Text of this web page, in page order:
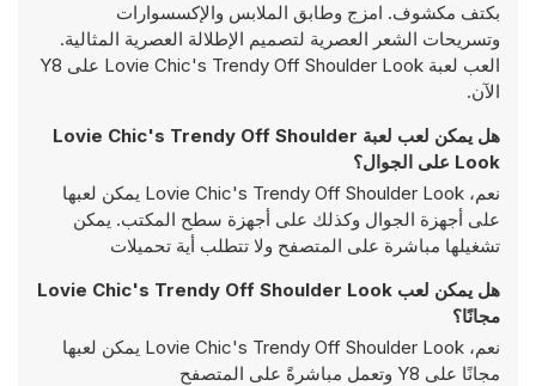
بكتف مكشوف. امزج وطابق الملابس والإكسسوارات
وتسريحات الشعر العصرية لتصميم الإطلالة العصرية المثالية.
العب لعبة Lovie Chic's Trendy Off Shoulder Look على Y8
الآن.
هل يمكن لعب لعبة Lovie Chic's Trendy Off Shoulder
Look على الجوال؟
نعم، Lovie Chic's Trendy Off Shoulder Look يمكن لعبها
على أجهزة الجوال وكذلك على أجهزة سطح المكتب. يمكن
تشغيلها مباشرة على المتصفح ولا تتطلب أية تحميلات
هل يمكن لعب Lovie Chic's Trendy Off Shoulder Look
مجانًا؟
نعم، Lovie Chic's Trendy Off Shoulder Look يمكن لعبها
مجانًا على Y8 وتعمل مباشرةً على المتصفح